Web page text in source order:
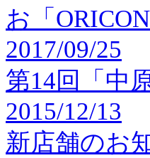
お 「
2017/09/25
第14回「中
2015/12/13
新店舗のお